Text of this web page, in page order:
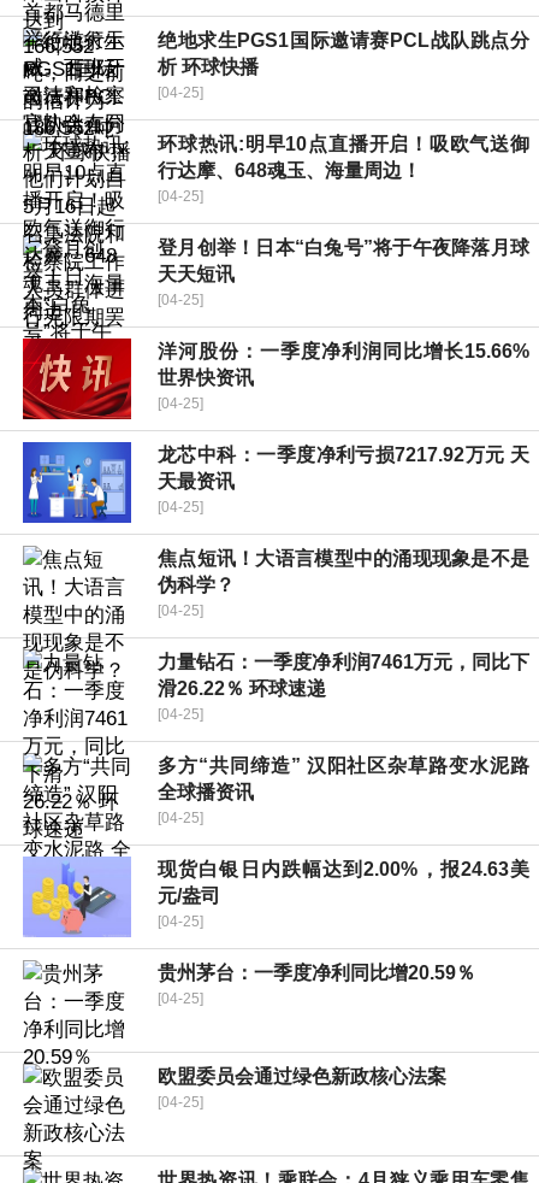
绝地求生PGS1国际邀请赛PCL战队跳点分
析 环球快播
[04-25]
环球热讯:明早10点直播开启！吸欧气送御
行达摩、648魂玉、海量周边！
[04-25]
登月创举！日本“白兔号”将于午夜降落月球
天天短讯
[04-25]
洋河股份：一季度净利润同比增长15.66%
世界快资讯
[04-25]
龙芯中科：一季度净利亏损7217.92万元 天
天最资讯
[04-25]
焦点短讯！大语言模型中的涌现现象是不是
伪科学？
[04-25]
力量钻石：一季度净利润7461万元，同比下
滑26.22％ 环球速递
[04-25]
多方“共同缔造” 汉阳社区杂草路变水泥路
全球播资讯
[04-25]
现货白银日内跌幅达到2.00%，报24.63美
元/盎司
[04-25]
贵州茅台：一季度净利同比增20.59％
[04-25]
欧盟委员会通过绿色新政核心法案
[04-25]